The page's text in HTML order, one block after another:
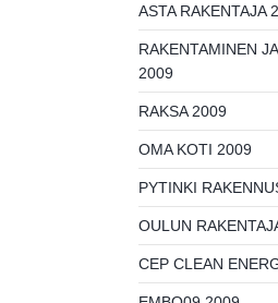
ASTA RAKENTAJA
RAKENTAMINEN
2009
RAKSA 2009
OMA KOTI 2009
PYTINKI
OULUN
CEP CLEAN